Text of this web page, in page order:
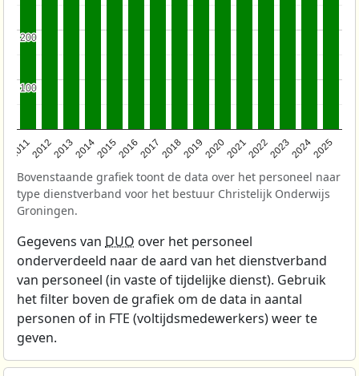
201120122013201420152016201720182019202020212022202320242025
100
100
200
200
Bovenstaande grafiek toont de data over het personeel naar
type dienstverband voor het bestuur Christelijk Onderwijs
Groningen.
Gegevens van DUO over het personeel
onderverdeeld naar de aard van het dienstverband
van personeel (in vaste of tijdelijke dienst). Gebruik
het filter boven de grafiek om de data in aantal
personen of in FTE (voltijdsmedewerkers) weer te
geven.